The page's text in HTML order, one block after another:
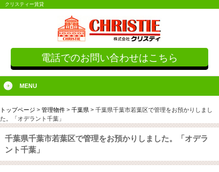
クリスティー賃貸
電話でのお問い合わせはこちら
MENU
トップページ > 管理物件 > 千葉県 > 千葉県千葉市若葉区で管理をお預かりしまし
た。「オデラント千葉」
千葉県千葉市若葉区で管理をお預かりしました。「オデラ
ント千葉」